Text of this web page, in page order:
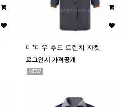
미*미우 후드 트렌치 자켓
로그인시 가격공개
NEW